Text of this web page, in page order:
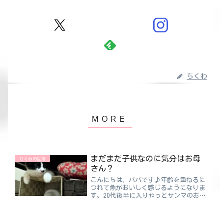
ちくわ
ちくわの生活
まだまだ子供なのに気分はお母
さん？
こんにちは、パパです♪年齢を重ねるに
つれて魚がおいしく感じるようになりま
す。20代後半に入りやっとサンマのお